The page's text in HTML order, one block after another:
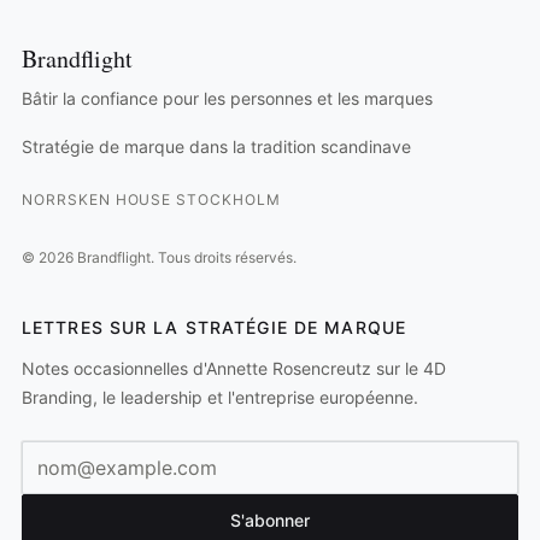
Brandflight
Bâtir la confiance pour les personnes et les marques
Stratégie de marque dans la tradition scandinave
NORRSKEN HOUSE STOCKHOLM
© 2026Brandflight. Tous droits réservés.
LETTRES SUR LA STRATÉGIE DE MARQUE
Notes occasionnelles d'Annette Rosencreutz sur le 4D
Branding, le leadership et l'entreprise européenne.
S'abonner